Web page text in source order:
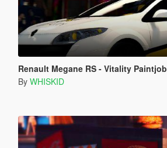
Renault Megane RS - Vitality Paintjob
By WHISKID